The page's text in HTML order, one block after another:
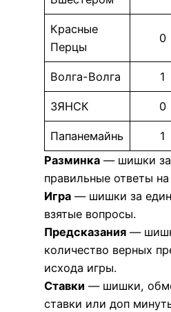
Красные
Перцы
0
Волга-Волга 1
ЗЯНСК 0
Папанемайнь 1
Разминка — шишки
правильные ответы
Игра — шишки за
взятые вопросы.
Предсказания —
количество верных
исхода игры.
Ставки — шишки,
ставки или доп